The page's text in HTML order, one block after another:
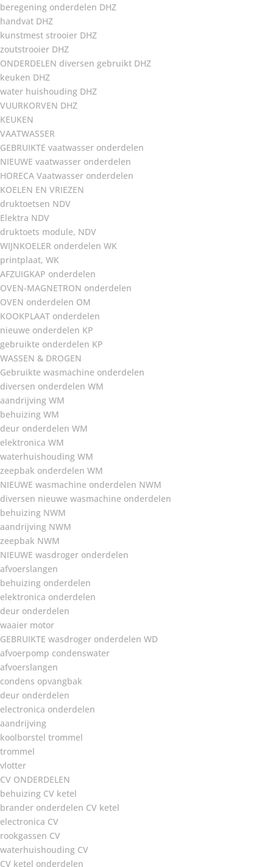
beregening onderdelen DHZ
handvat DHZ
kunstmest strooier DHZ
zoutstrooier DHZ
ONDERDELEN diversen gebruikt DHZ
keuken DHZ
water huishouding DHZ
VUURKORVEN DHZ
KEUKEN
VAATWASSER
GEBRUIKTE vaatwasser onderdelen
NIEUWE vaatwasser onderdelen
HORECA Vaatwasser onderdelen
KOELEN EN VRIEZEN
druktoetsen NDV
Elektra NDV
druktoets module, NDV
WIJNKOELER onderdelen WK
printplaat, WK
AFZUIGKAP onderdelen
OVEN-MAGNETRON onderdelen
OVEN onderdelen OM
KOOKPLAAT onderdelen
nieuwe onderdelen KP
gebruikte onderdelen KP
WASSEN & DROGEN
Gebruikte wasmachine onderdelen
diversen onderdelen WM
aandrijving WM
behuizing WM
deur onderdelen WM
elektronica WM
waterhuishouding WM
zeepbak onderdelen WM
NIEUWE wasmachine onderdelen NWM
diversen nieuwe wasmachine onderdelen
behuizing NWM
aandrijving NWM
zeepbak NWM
NIEUWE wasdroger onderdelen
afvoerslangen
behuizing onderdelen
elektronica onderdelen
deur onderdelen
waaier motor
GEBRUIKTE wasdroger onderdelen WD
afvoerpomp condenswater
afvoerslangen
condens opvangbak
deur onderdelen
electronica onderdelen
aandrijving
koolborstel trommel
trommel
vlotter
CV ONDERDELEN
behuizing CV ketel
brander onderdelen CV ketel
electronica CV
rookgassen CV
waterhuishouding CV
CV ketel onderdelen